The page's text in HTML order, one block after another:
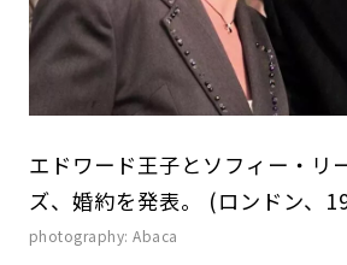
エドワード王子とソフィー・リ
ズ、婚約を発表。 (ロンドン、
photography: Abaca